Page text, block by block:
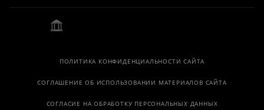
ПОЛИТИКА КОНФИДЕНЦИАЛЬНОСТИ САЙТА
СОГЛАШЕНИЕ ОБ ИСПОЛЬЗОВАНИИ МАТЕРИАЛОВ САЙТА
СОГЛАСИЕ НА ОБРАБОТКУ ПЕРСОНАЛЬНЫХ ДАННЫХ